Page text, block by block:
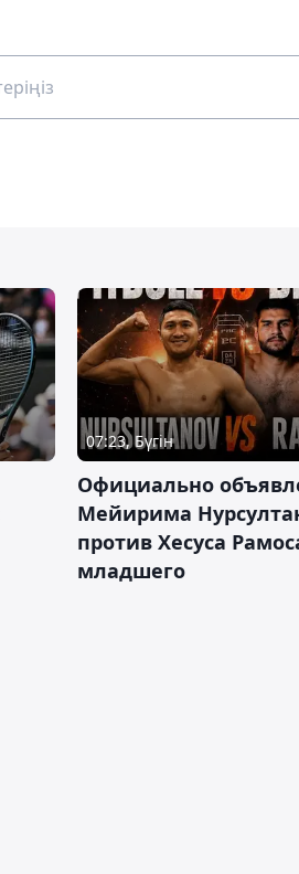
07:23, Бүгін
Официально
Мейирима
против Хесуса
младшего